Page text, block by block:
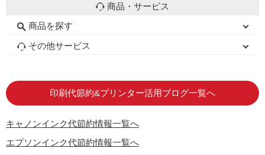
商品・サービス
商品を探す
初心者用セット
キャノンインク
エプソンインク
ブラザーインク
詰め替えインク
互換インクボトル
互換インクカートリッジ
再生インクカートリッジ
トナーカートリッジ
その他サービス
印刷代節約&プリンター活用ブログ一覧へ
キャノンインク代節約情報一覧へ
エプソンインク代節約情報一覧へ